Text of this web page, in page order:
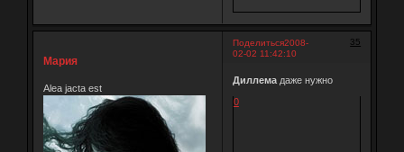
Поделиться 35
2008-
02-02 11:42:10
Мария
Alea jacta est
Диллемадаже нужно
0